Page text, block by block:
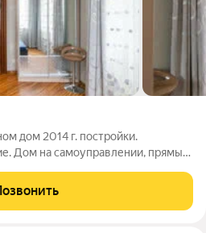
дом 2014 г. постройки.
Дом на самоуправлении, прямые
платежи - до 4000 р. зимой, до